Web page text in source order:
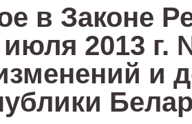
в Законе
июля 2013 г.
и